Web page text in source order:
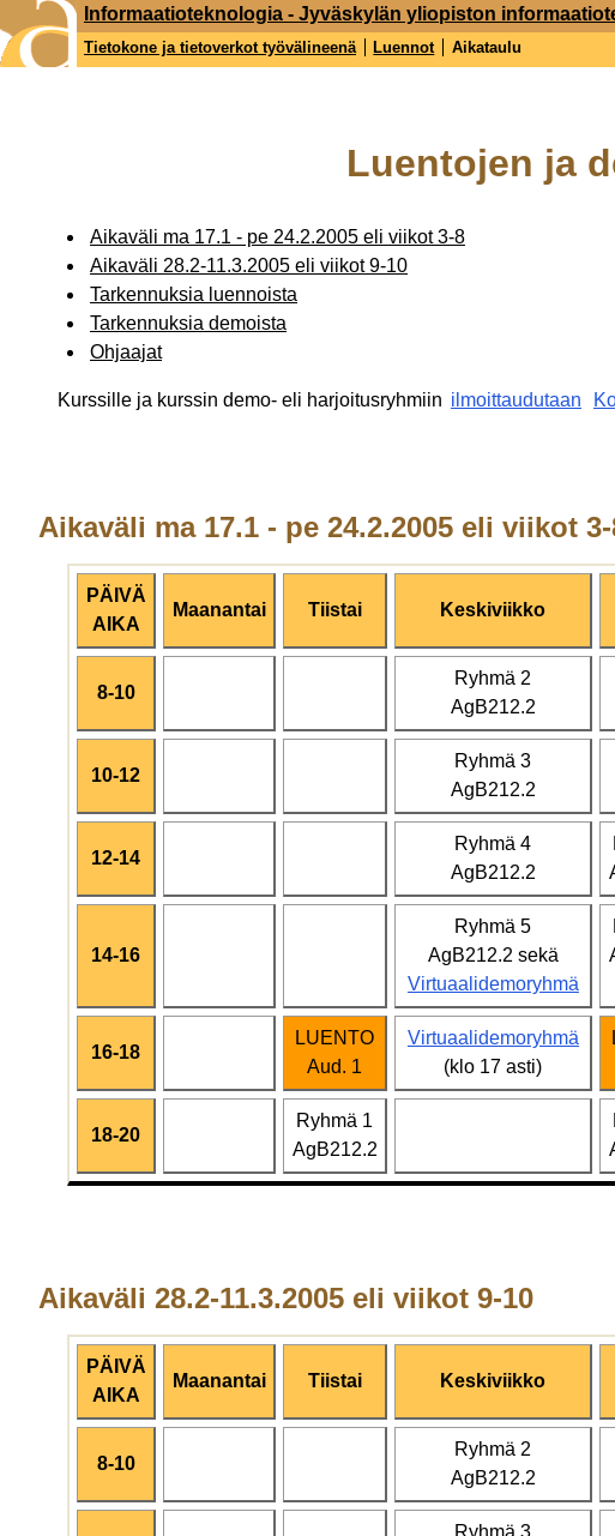
Luentojen ja
Aikaväli ma 17.1 - pe 24.2.2005 eli viikot 3-8
Aikaväli 28.2-11.3.2005 eli viikot 9-10
Tarkennuksia luennoista
Tarkennuksia demoista
Ohjaajat
Kurssille ja kurssin demo- eli harjoitusryhmiin ilmoittaudutaan
Aikaväli ma 17.1 - pe 24.2.2005 eli viikot
PÄIVÄ
AIKA
Maanantai Tiistai Keskiviikko
8-10
Ryhmä 2
AgB212.2
10-12
Ryhmä 3
AgB212.2
12-14
Ryhmä 4
AgB212.2
14-16
Ryhmä 5
AgB212.2 sekä
Virtuaalidemoryhmä
16-18
LUENTO
Aud. 1
Virtuaalidemoryhmä
(klo 17 asti)
18-20
Ryhmä 1
AgB212.2
Aikaväli 28.2-11.3.2005 eli viikot 9-10
PÄIVÄ
AIKA
Maanantai Tiistai Keskiviikko
8-10
Ryhmä 2
AgB212.2
Informaatioteknologia - Jyväskylän yliopiston
Tietokone ja tietoverkot työvälineenä Luennot Aikataulu